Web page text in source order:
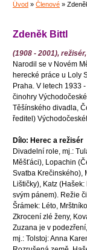
Úvod » Členové »
Zdeněk Bittl
(1908 - 2001),
Narodil se v Novém
herecké práce u Loly
Praha. V letech 1933
činohry
Těšínského divadla,
ředitel)
Dílo: Herec a režisér
Divadelní role, mj.:
Měšťáci), Lopachin
Svatba Krečinského),
Lištičky), Katz
svým pánem). Režie
Šrámek: Léto,
Zkrocení zlé ženy,
Zuzana je v
mj.: Tolstoj: Anna